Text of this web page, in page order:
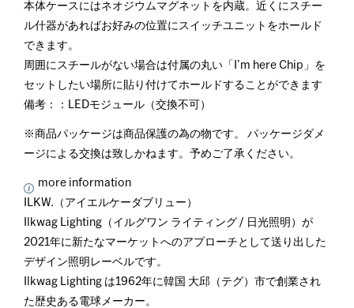
本体ケースにはネオジウムマグネットを内蔵。近くにスチー
ル什器があればお好みの位置にスイッチユニットをホールド
できます。
周囲にスチールがない場合は付属の丸い「I’m here Chip」を
セットしたい場所に貼り付けてホールドすることができます
備考：：LEDモジュール（交換不可）
※商品パッケージは商品保護の為の物です。 パッケージダメ
ージによる交換は致しかねます。予めご了承ください。
more information
ILKW.（アイエルケーダブリュー）
Ilkwag Lighting（イルグワン ライティング / 日光照明）が
2021年に新たなマーケットへのアプローチとして送り出した
デザイン照明レーベルです。
Ilkwag Lighting は1962年に韓国 大邱（テグ）市で創業され
た歴史ある電球メーカー。